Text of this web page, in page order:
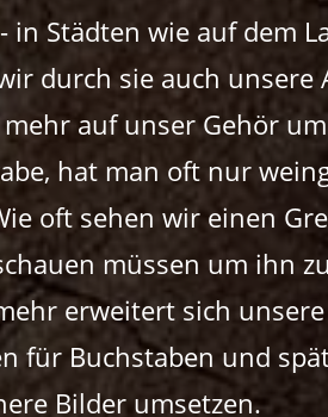
in Städten wie auf dem
durch sie auch unsere
auf unser Gehör
hat man oft nur
oft sehen wir einen
müssen um ihn
erweitert sich
Buchstaben und
Bilder umsetzen.